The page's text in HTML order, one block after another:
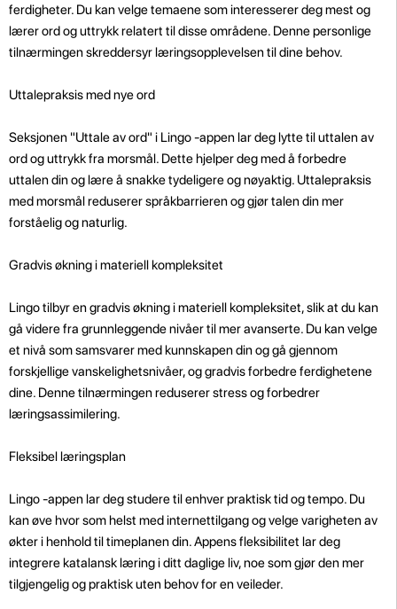
ferdigheter. Du kan velge temaene som interesserer deg mest og
lærer ord og uttrykk relatert til disse områdene. Denne personlige
tilnærmingen skreddersyr læringsopplevelsen til dine behov.
Uttalepraksis med nye ord
Seksjonen "Uttale av ord" i Lingo -appen lar deg lytte til uttalen av
ord og uttrykk fra morsmål. Dette hjelper deg med å forbedre
uttalen din og lære å snakke tydeligere og nøyaktig. Uttalepraksis
med morsmål reduserer språkbarrieren og gjør talen din mer
forståelig og naturlig.
Gradvis økning i materiell kompleksitet
Lingo tilbyr en gradvis økning i materiell kompleksitet, slik at du kan
gå videre fra grunnleggende nivåer til mer avanserte. Du kan velge
et nivå som samsvarer med kunnskapen din og gå gjennom
forskjellige vanskelighetsnivåer, og gradvis forbedre ferdighetene
dine. Denne tilnærmingen reduserer stress og forbedrer
læringsassimilering.
Fleksibel læringsplan
Lingo -appen lar deg studere til enhver praktisk tid og tempo. Du
kan øve hvor som helst med internettilgang og velge varigheten av
økter i henhold til timeplanen din. Appens fleksibilitet lar deg
integrere katalansk læring i ditt daglige liv, noe som gjør den mer
tilgjengelig og praktisk uten behov for en veileder.